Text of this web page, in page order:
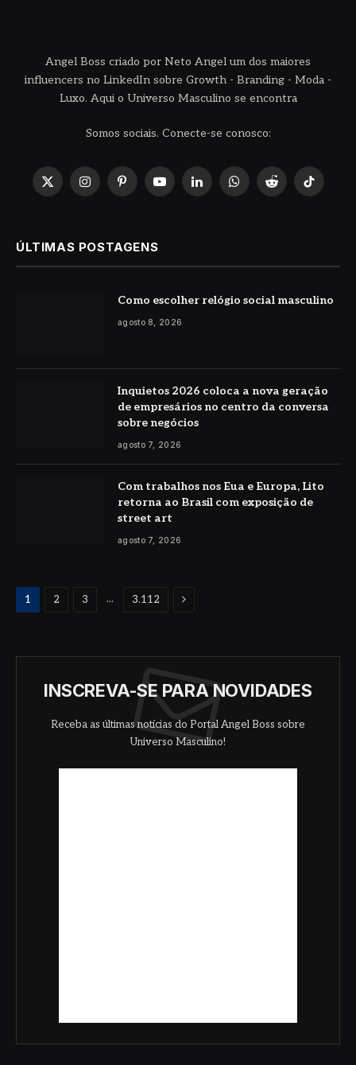
Angel Boss criado por Neto Angel um dos maiores
influencers no LinkedIn sobre Growth - Branding - Moda -
Luxo. Aqui o Universo Masculino se encontra
Somos sociais. Conecte-se conosco:
X
InstagramPinterestYouTubeLinkedInWhatsApp
Reddit TikTok
ÚLTIMAS POSTAGENS
Como escolher relógio social masculino
agosto 8, 2026
Inquietos 2026 coloca a nova geração
de empresários no centro da conversa
sobre negócios
agosto 7, 2026
Com trabalhos nos Eua e Europa, Lito
retorna ao Brasil com exposição de
street art
agosto 7, 2026
1 2 3 ... 3.112 Proximo
INSCREVA-SE PARA NOVIDADES
Receba as últimas notícias do Portal Angel Boss sobre
Universo Masculino!